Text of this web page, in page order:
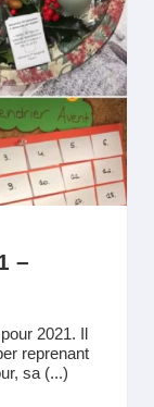
–
2021. Il
reprenant
sa (...)